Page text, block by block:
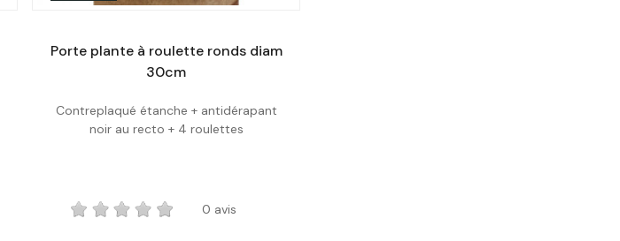
Acheter
Porte plante à roulette ronds diam
30cm
Contreplaqué étanche + antidérapant
noir au recto + 4 roulettes
0 avis